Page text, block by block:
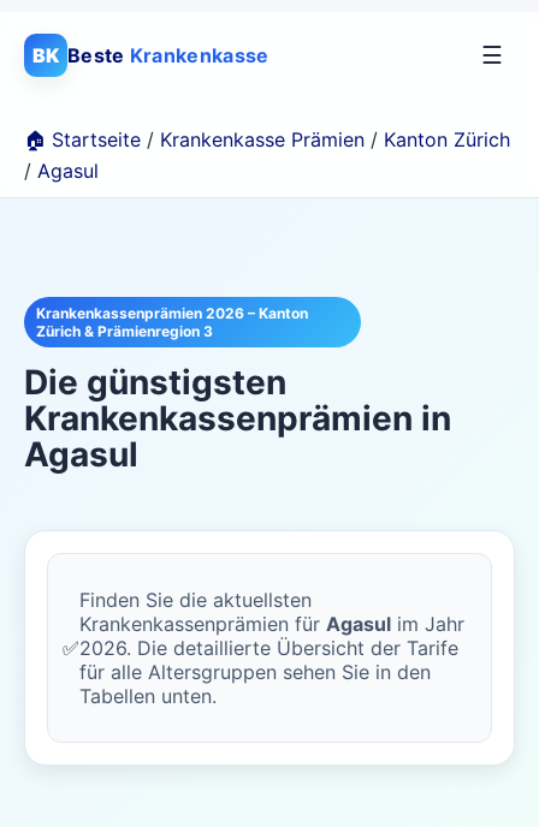
BK Beste Krankenkasse ☰
🏠 Startseite / Krankenkasse Prämien / Kanton Zürich
/ Agasul
Krankenkassenprämien 2026 – Kanton
Zürich & Prämienregion 3
Die günstigsten
Krankenkassenprämien in
Agasul
✅
Finden Sie die aktuellsten
Krankenkassenprämien für Agasul im Jahr
2026. Die detaillierte Übersicht der Tarife
für alle Altersgruppen sehen Sie in den
Tabellen unten.